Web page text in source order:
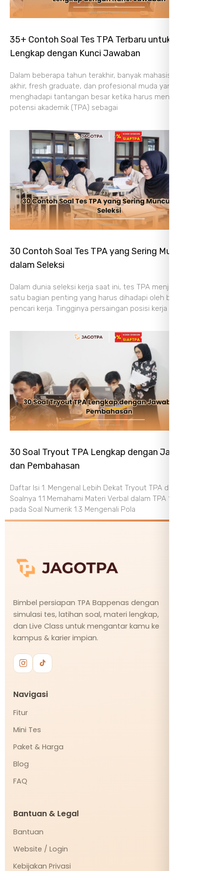
35+ Contoh Soal Tes TPA Terbaru untuk Latihan,
Lengkap dengan Kunci Jawaban
Dalam beberapa tahun terakhir, banyak mahasiswa tingkat
akhir, fresh graduate, dan profesional muda yang
menghadapi tantangan besar ketika harus mengikuti tes
potensi akademik (TPA) sebagai
30 Contoh Soal Tes TPA yang Sering Muncul
dalam Seleksi
Dalam dunia seleksi kerja saat ini, tes TPA menjadi salah
satu bagian penting yang harus dihadapi oleh banyak
pencari kerja. Tingginya persaingan posisi kerja membuat
30 Soal Tryout TPA Lengkap dengan Jawaban
dan Pembahasan
Daftar Isi 1. Mengenal Lebih Dekat Tryout TPA dan Struktur
Soalnya 1.1 Memahami Materi Verbal dalam TPA 1.2 Fokus
pada Soal Numerik 1.3 Mengenali Pola
Bimbel persiapan TPA Bappenas dengan
simulasi tes, latihan soal, materi lengkap,
dan Live Class untuk mengantar kamu ke
kampus & karier impian.
Navigasi
Fitur
Mini Tes
Paket & Harga
Blog
FAQ
Bantuan & Legal
Bantuan
Website / Login
Kebijakan Privasi